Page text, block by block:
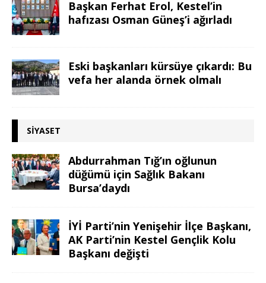
Başkan Ferhat Erol, Kestel’in
hafızası Osman Güneş’i ağırladı
Eski başkanları kürsüye çıkardı: Bu
vefa her alanda örnek olmalı
SIYASET
Abdurrahman Tığ’ın oğlunun
düğümü için Sağlık Bakanı
Bursa’daydı
İYİ Parti’nin Yenişehir İlçe Başkanı,
AK Parti’nin Kestel Gençlik Kolu
Başkanı değişti